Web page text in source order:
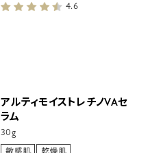
4.6
アルティモイストレチノVAセ
ラム
30g